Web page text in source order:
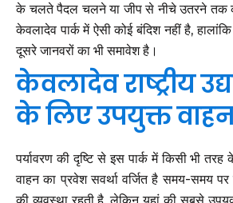
के चलते पैदल चलने या जीप से नीचे उतरने तक
केवलादेव पार्क में ऐसी कोई बंदिश नहीं है,
दूसरे जानवरों का भी समावेश है।
केवलादेव राष्ट्रीय
के लिए उपयुक्त
पर्यावरण की दृष्टि से इस पार्क में किसी भी
वाहन का प्रवेश सवर्था वर्जित है समय-समय पर
की व्यवस्था रहती है, लेकिन यहां की सबसे